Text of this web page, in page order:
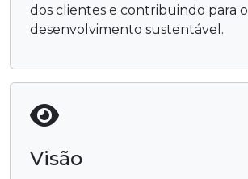
dos clientes e contribuindo para o
desenvolvimento sustentável.
Visão